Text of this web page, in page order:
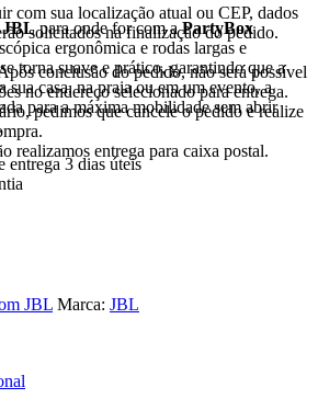
com sua localização atual ou CEP, dados
solicitados na finalização do pedido.
conclusão do pedido, não será possível
no endereço selecionado para entrega.
pedimos que cancele o pedido e realize
realizamos entrega para caixa postal.
JBLpara onde for com aPartyBox
ergonômica e rodas largas e
torna suave e prático, garantindo que a
sua casa, na praia ou em um evento, a
para a máxima mobilidade sem abrir
entrega 3 dias úteis
JBL Marca: JBL